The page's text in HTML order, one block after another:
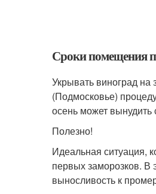
Сроки помещения
Укрывать виноград
(Подмосковье)
осень может вынудить
Полезно!
Идеальная ситуация,
первых заморозков. В
выносливость к